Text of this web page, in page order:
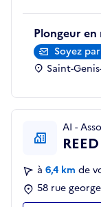
Plongeur
Soyez
Saint-
AI -
à 6,4 km de
58 rue